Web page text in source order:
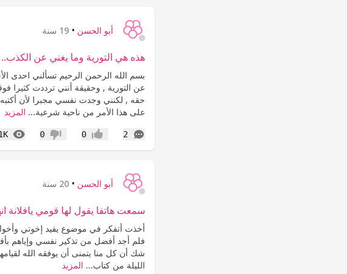
أبو الحسن • 19 سنة
هذه هي التورية وما يغني عن الكذب..
بسم الله الرحمن الرحيم تسألني احدى
عن التورية , وحقيقة أنني ترددت كثيرا
حقه , لكنني وجدت نفسي مجبرا لأن أكتبه
على هذا الأمر من ناحية شرعية... المزيد
2
التعليقات إعجاب0 عدم إعجاب
0
1K
أبو الحسن • 20 سنة
سمعت هاتفا يقول لها قومي يافلانة
أخذت أتفكر في موضوع يفيد إخوتي
فلم أجد أفضل من تذكير نفسي وإياهم
شك أن كل منا يتمنى أن يوفقه الله
الليلة من كتاب... المزيد